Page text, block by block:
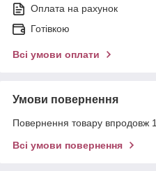
Оплата на рахунок
Готівкою
Всі умови оплати
Умови повернення
Повернення товару впродовж
Всі умови повернення